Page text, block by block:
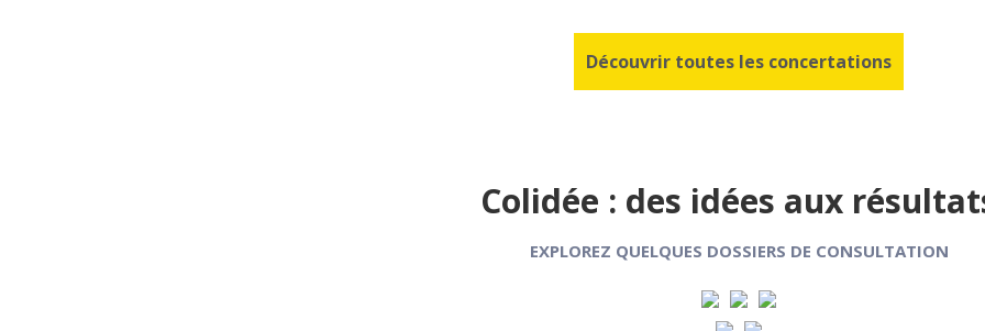
Découvrir toutes les concertations
Colidée : des idées aux
EXPLOREZ QUELQUES DOSSIERS DE CONSULTATION